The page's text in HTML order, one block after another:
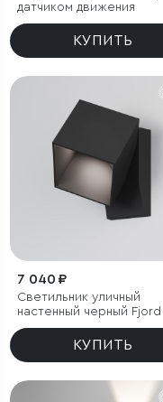
датчиком движения
КУПИТЬ
7 040 ₽
Светильник уличный
настенный черный Fjord
КУПИТЬ